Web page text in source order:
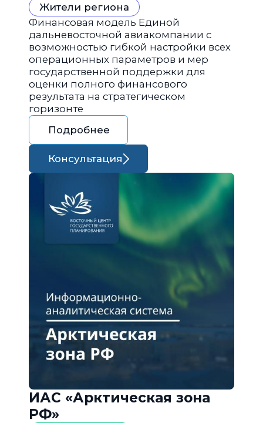
Жители региона
Финансовая модель Единой
дальневосточной авиакомпании с
возможностью гибкой настройки всех
операционных параметров и мер
государственной поддержки для
оценки полного финансового
результата на стратегическом
горизонте
Подробнее
Консультация
ИАС «Арктическая зона
РФ»